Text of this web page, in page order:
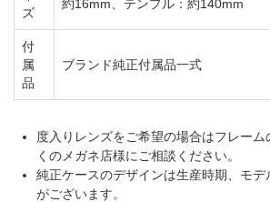
ズ
約16mm、テンプル：約140mm
付
属
品
ブランド純正付属品一式
度入りレンズをご希望の場合はフレー
くのメガネ店様にご相談ください。
純正ケースのデザインは生産時期、モ
がございます。